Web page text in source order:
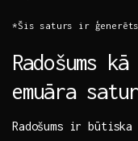
*Šis saturs ‌ir
Radošums
emuāra
Radošums ir